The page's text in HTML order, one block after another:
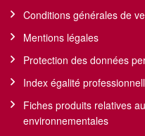
Conditions générales de
Mentions légales
Protection des données
Index égalité
Fiches produits relatives
environnementales